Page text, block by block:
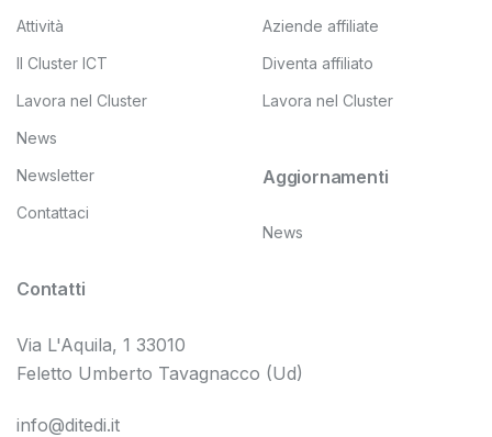
Attività
Il Cluster ICT
Lavora nel Cluster
News
Newsletter
Contattaci
Aziende affiliate
Diventa affiliato
Lavora nel Cluster
Aggiornamenti
News
Contatti
Via L'Aquila, 1 33010
Feletto Umberto Tavagnacco (Ud)
info@ditedi.it